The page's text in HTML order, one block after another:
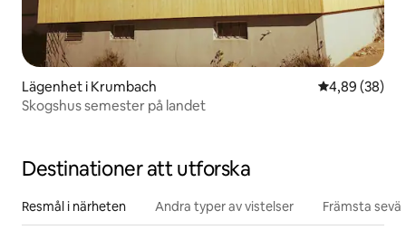
Lägenhet i Krumbach 4,89 av 5 i
4,89 (38)
Skogshus semester på landet
Destinationer att utforska
Resmål i närheten Andra typer av vistelser Främsta